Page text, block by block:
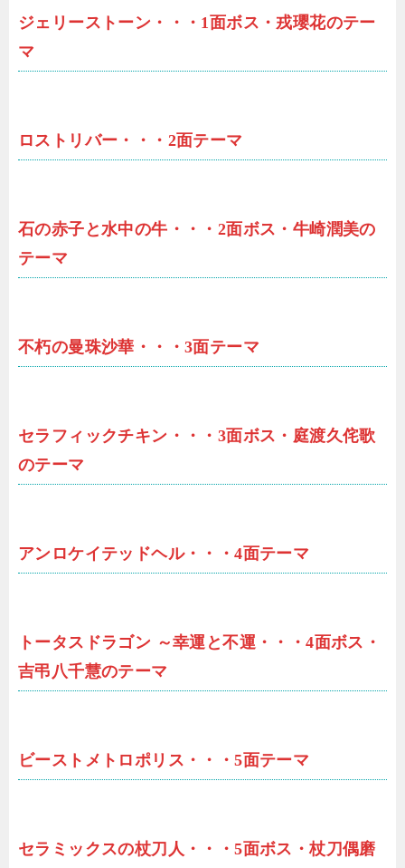
ジェリーストーン・・・1面ボス・戎瓔花のテー
マ
ロストリバー・・・2面テーマ
石の赤子と水中の牛・・・2面ボス・牛崎潤美の
テーマ
不朽の曼珠沙華・・・3面テーマ
セラフィックチキン・・・3面ボス・庭渡久侘歌
のテーマ
アンロケイテッドヘル・・・4面テーマ
トータスドラゴン ～幸運と不運・・・4面ボス・
吉弔八千慧のテーマ
ビーストメトロポリス・・・5面テーマ
セラミックスの杖刀人・・・5面ボス・杖刀偶磨